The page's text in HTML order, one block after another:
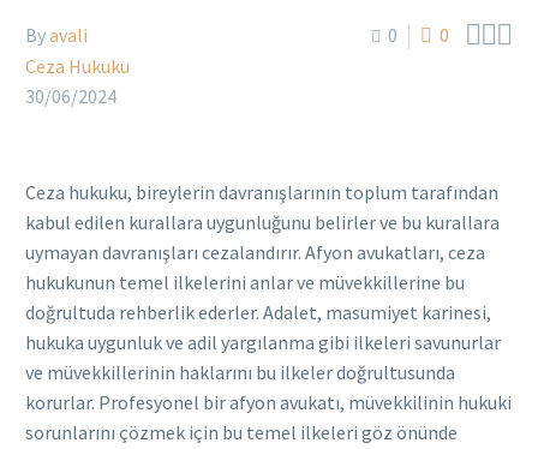
0 0 
Byavali
Ceza Hukuku
30/06/2024
Ceza hukuku, bireylerin davranışlarının toplum tarafından
kabul edilen kurallara uygunluğunu belirler ve bu kurallara
uymayan davranışları cezalandırır. Afyon avukatları, ceza
hukukunun temel ilkelerini anlar ve müvekkillerine bu
doğrultuda rehberlik ederler. Adalet, masumiyet karinesi,
hukuka uygunluk ve adil yargılanma gibi ilkeleri savunurlar
ve müvekkillerinin haklarını bu ilkeler doğrultusunda
korurlar. Profesyonel bir afyon avukatı, müvekkilinin hukuki
sorunlarını çözmek için bu temel ilkeleri göz önünde